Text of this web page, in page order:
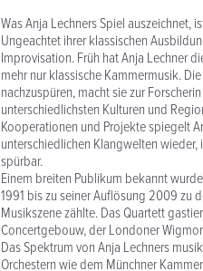
Was Anja Lechners Spiel auszeichnet,
Ungeachtet ihrer klassischen
Improvisation. Früh hat Anja Lechner
mehr nur klassische Kammermusik.
nachzuspüren, macht sie zur
unterschiedlichsten Kulturen und
Kooperationen und Projekte spiegelt
unterschiedlichen Klangwelten
spürbar.
Einem breiten Publikum bekannt
1991 bis zu seiner Auflösung 2009 zu
Musikszene zählte. Das Quartett
Concertgebouw, der Londoner
Das Spektrum von Anja Lechners
Orchestern wie dem Münchner